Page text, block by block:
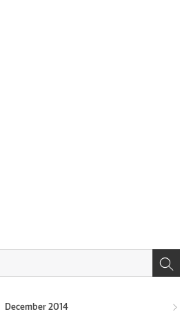
December 2014